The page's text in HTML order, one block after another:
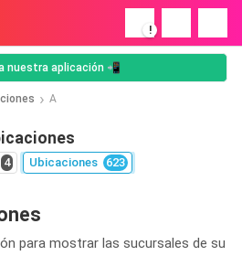
!
nuestra aplicación 📲
A
4 Ubicaciones 623
para mostrar las sucursales de su